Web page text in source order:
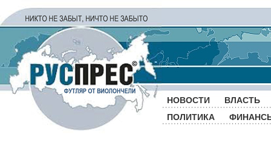
НОВОСТИ
ВЛАСТЬ
ПОЛИТИКА